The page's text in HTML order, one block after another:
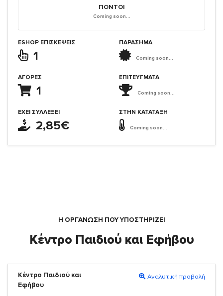
ΠΌΝΤΟΙ
Coming soon...
ESHOP ΕΠΙΣΚΈΨΕΙΣ
1
ΑΓΟΡΈΣ
1
ΈΧΕΙ ΣΥΛΛΈΞΕΙ
2,85€
ΠΑΡΑΣΗΜΑ
Coming soon...
ΕΠΙΤΕΎΓΜΑΤΑ
Coming soon...
ΣΤΗΝ ΚΑΤΆΤΑΞΗ
Coming soon...
Η ΟΡΓΆΝΩΣΗ ΠΟΥ ΥΠΟΣΤΗΡΙΖΕΙ
Κέντρο Παιδιού και Εφήβου
Κέντρο Παιδιού και
Εφήβου
Αναλυτική προβολή